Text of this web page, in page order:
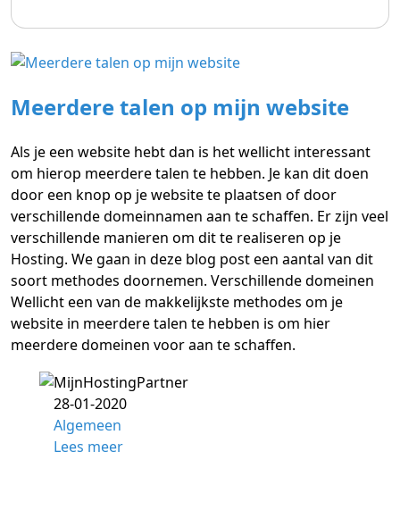
Meerdere talen op mijn website
Als je een website hebt dan is het wellicht interessant
om hierop meerdere talen te hebben. Je kan dit doen
door een knop op je website te plaatsen of door
verschillende domeinnamen aan te schaffen. Er zijn veel
verschillende manieren om dit te realiseren op je
Hosting. We gaan in deze blog post een aantal van dit
soort methodes doornemen. Verschillende domeinen
Wellicht een van de makkelijkste methodes om je
website in meerdere talen te hebben is om hier
meerdere domeinen voor aan te schaffen.
28-01-2020
Algemeen
Lees meer